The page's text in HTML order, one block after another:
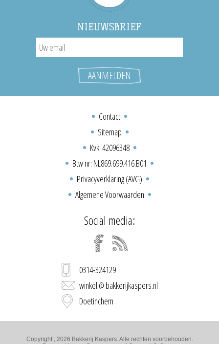
NIEUWSBRIEF
Contact
Sitemap
Kvk: 42096348
Btw nr: NL869.699.416.B01
Privacyverklaring (AVG)
Algemene Voorwaarden
Social media:
0314-324129
winkel @ bakkerijkaspers.nl
Doetinchem
Copyright ; 2026 Bakkerij Kaspers. Alle rechten voorbehouden.